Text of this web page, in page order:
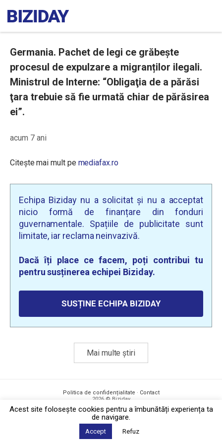
Germania. Pachet de legi ce grăbește
procesul de expulzare a migranților ilegali.
Ministrul de Interne: “Obligaţia de a părăsi
ţara trebuie să fie urmată chiar de părăsirea
ei”.
acum 7 ani
Citește mai mult pe mediafax.ro
Echipa Biziday nu a solicitat și nu a acceptat
nicio formă de finanțare din fonduri
guvernamentale. Spațiile de publicitate sunt
limitate, iar reclama neinvazivă.
Dacă îți place ce facem, poți contribui tu
pentru susținerea echipei Biziday.
SUSȚINE ECHIPA BIZIDAY
Mai multe știri
Politica de confidențialitate · Contact
2026 © Biziday
Acest site foloseşte cookies pentru a îmbunătăți experiența ta
de navigare.
Accept Refuz